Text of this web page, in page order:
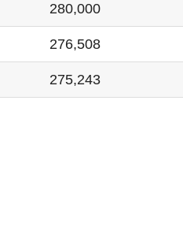
280,000
276,508
275,243